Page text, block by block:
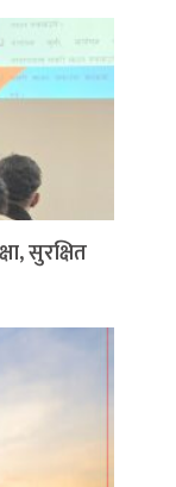
सुरक्षित